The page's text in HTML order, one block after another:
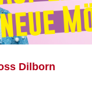
Dilborn